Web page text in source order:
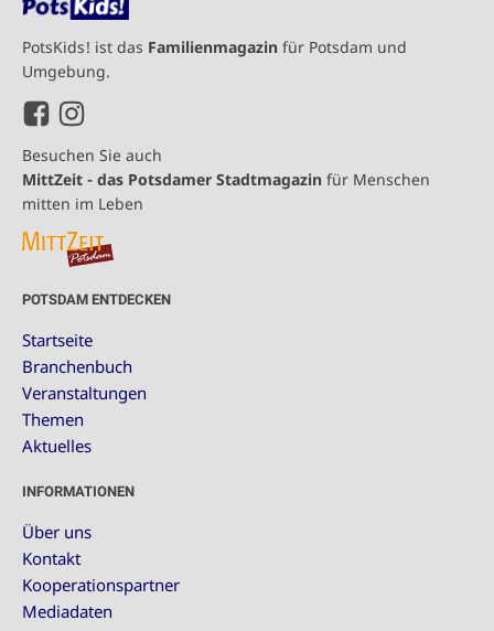
PotsKids! ist das Familienmagazin für Potsdam und
Umgebung.
Besuchen Sie auch
MittZeit - das Potsdamer Stadtmagazin für Menschen
mitten im Leben
POTSDAM ENTDECKEN
Startseite
Branchenbuch
Veranstaltungen
Themen
Aktuelles
INFORMATIONEN
Über uns
Kontakt
Kooperationspartner
Mediadaten